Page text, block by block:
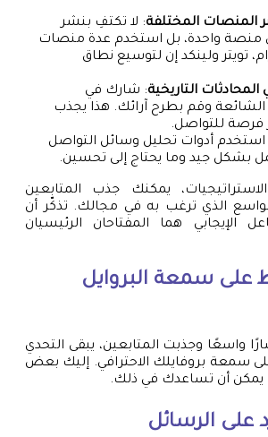
المنصات المختلفة: لا تكتفِ بنشر
منصة واحدة، بل استخدم عدة منصات
تويتر ولينكد إن لتوسيع نطاق
التاريخية: شارك في
الشائعة وقم بطرح آرائك. هذا يجذب
فرصة للتواصل.
استخدم أدوات تحليل وسائل التواصل
بشكل جيد وما يحتاج إلى تحسين.
يمكنك جذب المتابعين
الذي ترغب به في مجالك. تذكّر أن
الإيجابي هما المفتاحان الرئيسيان
على سمعة البروايل
واسعًا وجذبت المتابعين، يبقى التحدي
سمعة بروفايلك الاحترافي. إليك بعض
يمكن أن تساعدك في ذلك.
على الرسائل